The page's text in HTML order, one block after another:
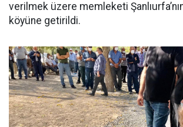
verilmek üzere memleketi
köyüne getirildi.